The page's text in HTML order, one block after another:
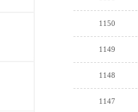
1150
1149
1148
1147